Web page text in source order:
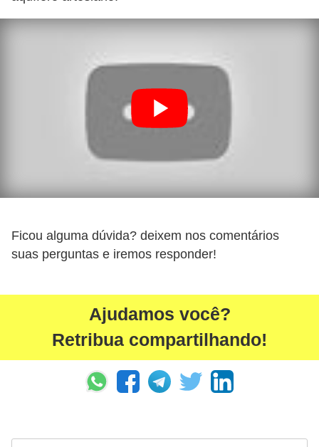
Ficou alguma dúvida? deixem nos comentários
suas perguntas e iremos responder!
Ajudamos você?
Retribua compartilhando!